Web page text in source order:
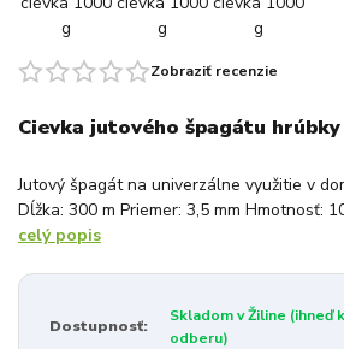
Zobraziť recenzie
Cievka jutového špagátu
Jutový špagát na univerzálne využitie v
Dĺžka: 300 m Priemer: 3,5 mm Hmotnosť:
celý popis
Dostupnosť:
Skladom v Žiline (ihneď k
odberu)